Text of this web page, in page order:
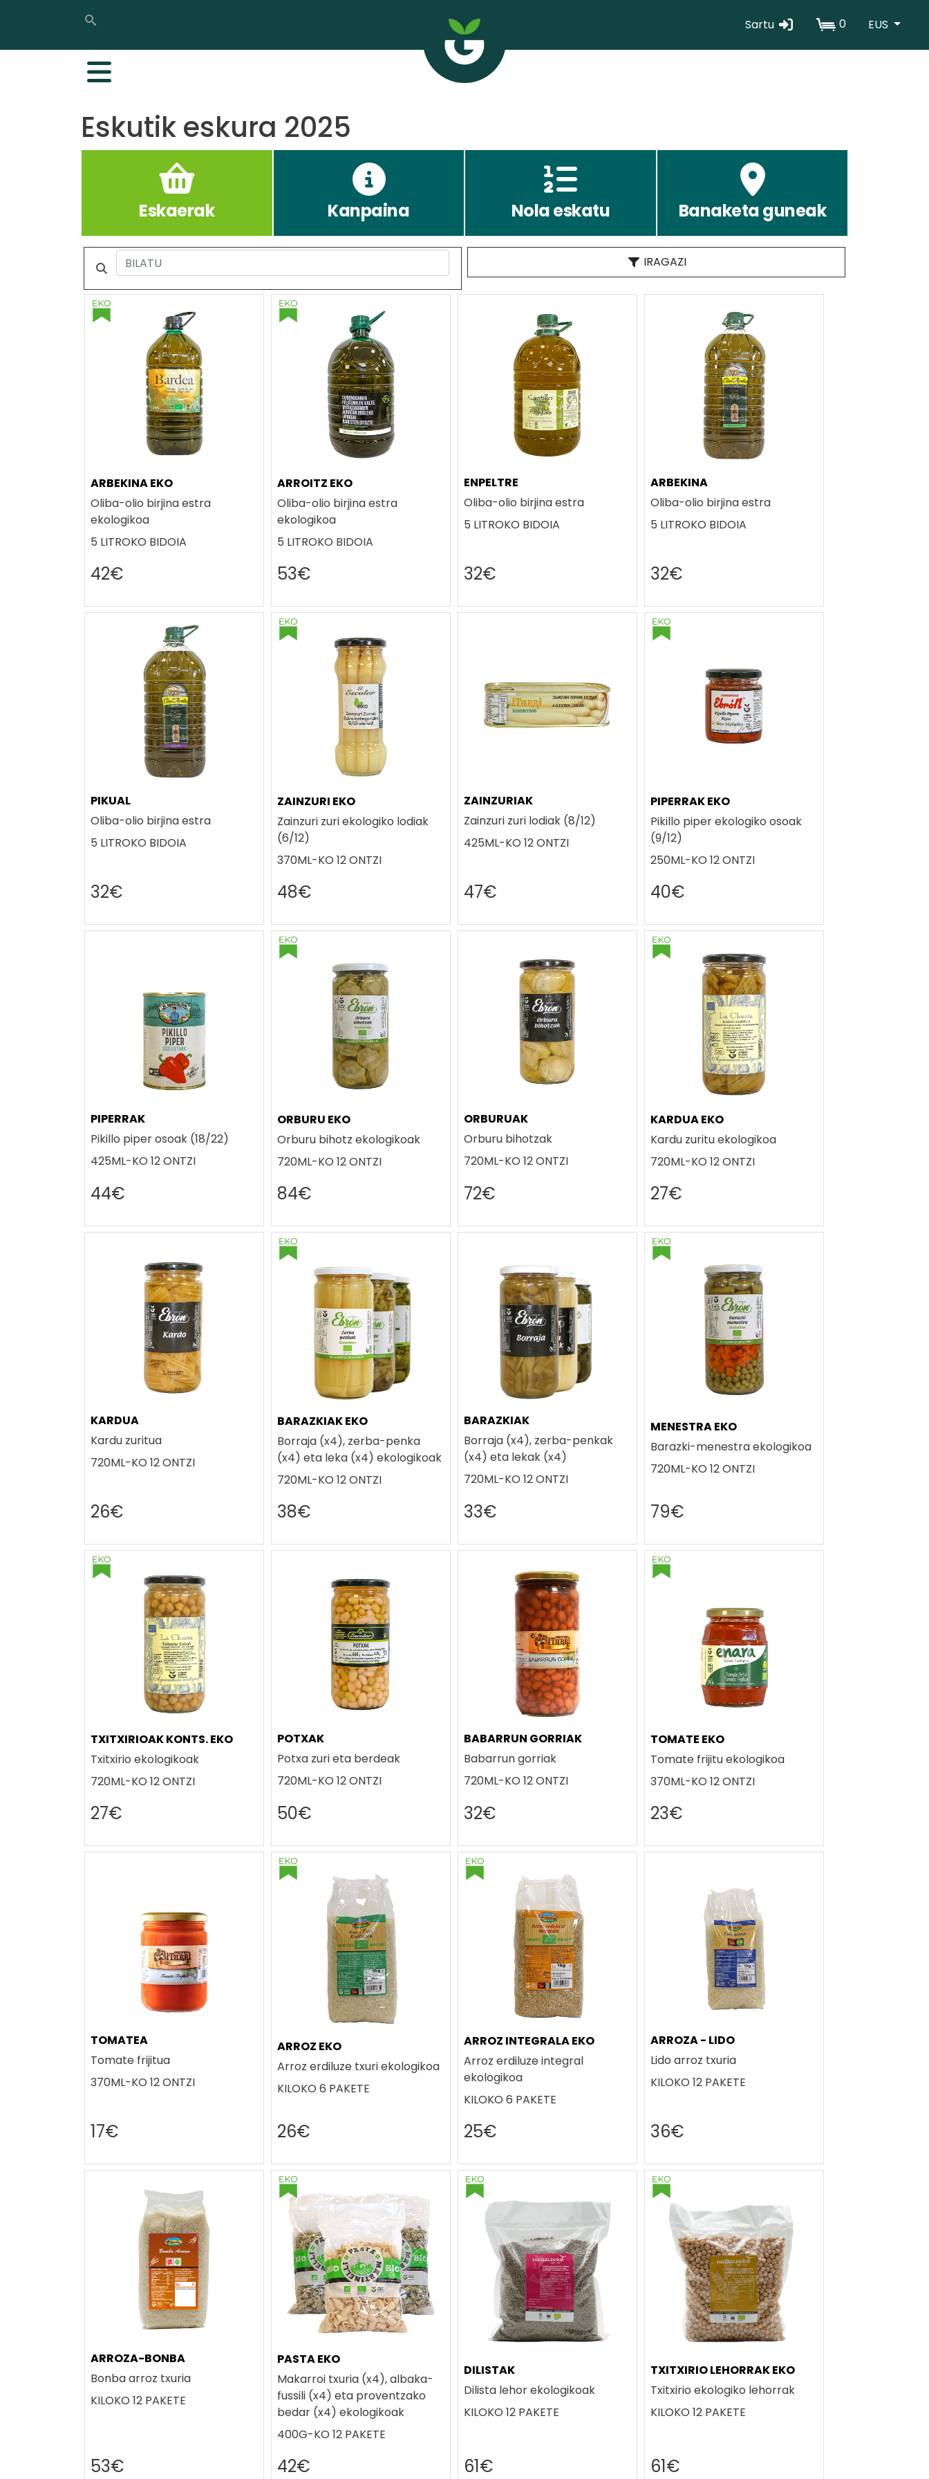
Bilatu
Bilatu
Erabiltzaile
Sartu 0 EUS
Eskutik eskura 2025
Eskaerak Kanpaina Nola eskatu Banaketa guneak
IRAGAZI
ARBEKINA EKO
Oliba-olio birjina estra
ekologikoa
5 LITROKO BIDOIA
42€
ARROITZ EKO
Oliba-olio birjina estra
ekologikoa
5 LITROKO BIDOIA
53€
ENPELTRE
Oliba-olio birjina estra
5 LITROKO BIDOIA
32€
ARBEKINA
Oliba-olio birjina estra
5 LITROKO BIDOIA
32€
PIKUAL
Oliba-olio birjina estra
5 LITROKO BIDOIA
32€
ZAINZURI EKO
Zainzuri zuri ekologiko lodiak
(6/12)
370ML-KO 12 ONTZI
48€
ZAINZURIAK
Zainzuri zuri lodiak (8/12)
425ML-KO 12 ONTZI
47€
PIPERRAK EKO
Pikillo piper ekologiko osoak
(9/12)
250ML-KO 12 ONTZI
40€
PIPERRAK
Pikillo piper osoak (18/22)
425ML-KO 12 ONTZI
44€
ORBURU EKO
Orburu bihotz ekologikoak
720ML-KO 12 ONTZI
84€
ORBURUAK
Orburu bihotzak
720ML-KO 12 ONTZI
72€
KARDUA EKO
Kardu zuritu ekologikoa
720ML-KO 12 ONTZI
27€
KARDUA
Kardu zuritua
720ML-KO 12 ONTZI
26€
BARAZKIAK EKO
Borraja (x4), zerba-penka
(x4) eta leka (x4) ekologikoak
720ML-KO 12 ONTZI
38€
BARAZKIAK
Borraja (x4), zerba-penkak
(x4) eta lekak (x4)
720ML-KO 12 ONTZI
33€
MENESTRA EKO
Barazki-menestra ekologikoa
720ML-KO 12 ONTZI
79€
TXITXIRIOAK KONTS. EKO
Txitxirio ekologikoak
720ML-KO 12 ONTZI
27€
POTXAK
Potxa zuri eta berdeak
720ML-KO 12 ONTZI
50€
BABARRUN GORRIAK
Babarrun gorriak
720ML-KO 12 ONTZI
32€
TOMATE EKO
Tomate frijitu ekologikoa
370ML-KO 12 ONTZI
23€
TOMATEA
Tomate frijitua
370ML-KO 12 ONTZI
17€
ARROZ EKO
Arroz erdiluze txuri ekologikoa
KILOKO 6 PAKETE
26€
ARROZ INTEGRALA EKO
Arroz erdiluze integral
ekologikoa
KILOKO 6 PAKETE
25€
ARROZA - LIDO
Lido arroz txuria
KILOKO 12 PAKETE
36€
ARROZA-BONBA
Bonba arroz txuria
KILOKO 12 PAKETE
53€
PASTA EKO
Makarroi txuria (x4), albaka-
fussili (x4) eta proventzako
bedar (x4) ekologikoak
400G-KO 12 PAKETE
42€
DILISTAK
Dilista lehor ekologikoak
KILOKO 12 PAKETE
61€
TXITXIRIO LEHORRAK EKO
Txitxirio ekologiko lehorrak
KILOKO 12 PAKETE
61€